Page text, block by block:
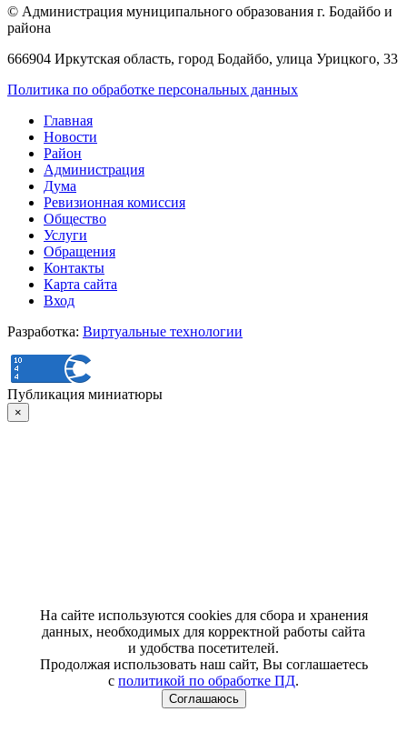
© Администрация муниципального образования г. Бодайбо и
района
666904 Иркутская область, город Бодайбо, улица Урицкого, 33
Политика по обработке персональных данных
Главная
Новости
Район
Администрация
Дума
Ревизионная комиссия
Общество
Услуги
Обращения
Контакты
Карта сайта
Вход
Разработка: Виртуальные технологии
Публикация миниатюры
×
На сайте используются cookies для сбора и хранения
данных, необходимых для корректной работы сайта
и удобства посетителей.
Продолжая использовать наш сайт, Вы соглашаетесь
с политикой по обработке ПД.
Соглашаюсь